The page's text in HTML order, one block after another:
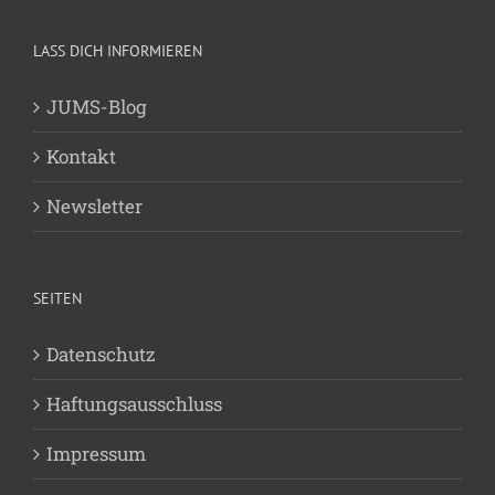
LASS DICH INFORMIEREN
JUMS-Blog
Kontakt
Newsletter
SEITEN
Datenschutz
Haftungsausschluss
Impressum